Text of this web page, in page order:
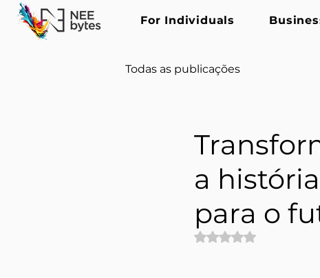
For Individuals
Todas as publicações
a
para o
Avaliado com NaN